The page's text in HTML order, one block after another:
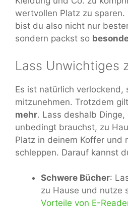
wertvollen Platz zu
bist du also nicht nur
sondern packst so
Lass Unwichtiges
Es ist natürlich verlockend,
mitzunehmen. Trotzdem
mehr. Lass deshalb
unbedingt brauchst, zu
Platz in deinem Koffer und
schleppen. Darauf kannst
Schwere Bücher:
zu Hause und nutze
Vorteile von E-